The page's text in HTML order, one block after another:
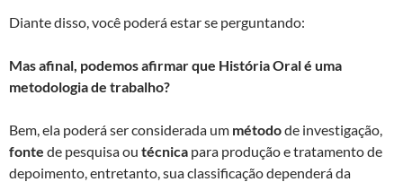
Diante disso, você poderá estar se perguntando:
Mas afinal, podemos afirmar que História Oral é uma
metodologia de trabalho?
Bem, ela poderá ser considerada um métodode investigação,
fonte de pesquisa ou técnica para produção e tratamento de
depoimento, entretanto, sua classificação dependerá da